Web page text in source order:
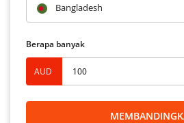
Bangladesh
Berapa banyak
AUD